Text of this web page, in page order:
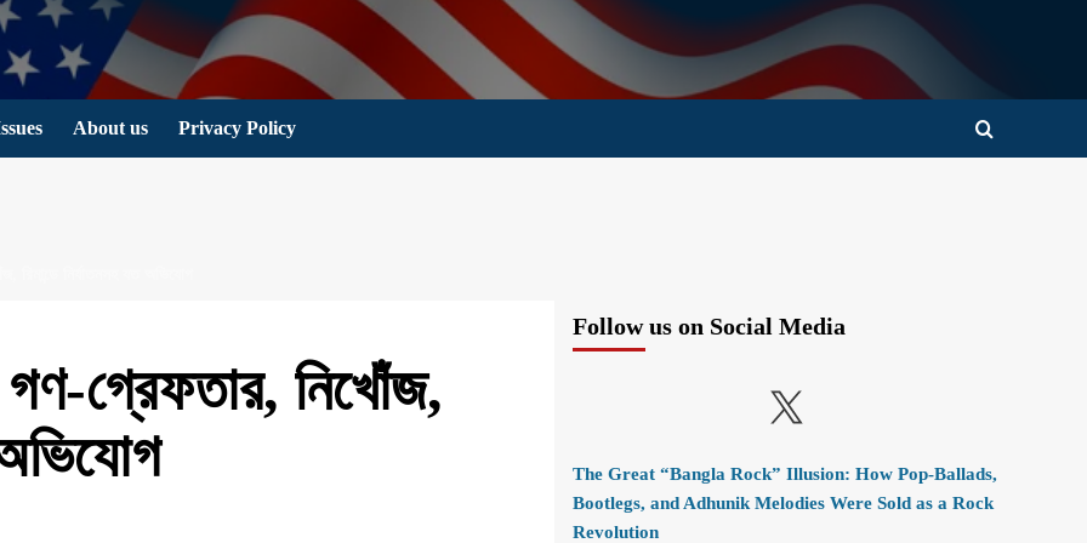
About us Privacy Policy
গ্রেফতার, নিখোঁজ,
অভিযোগ
Follow us on Social Media
X
The Great “Bangla Rock” Illusion: How Pop-Ballads,
Bootlegs, and Adhunik Melodies Were Sold as a Rock
Revolution